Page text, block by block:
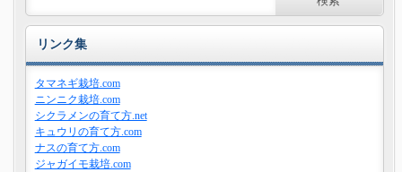
リンク集
タマネギ栽培.com
ニンニク栽培.com
シクラメンの育て方.net
キュウリの育て方.com
ナスの育て方.com
ジャガイモ栽培.com